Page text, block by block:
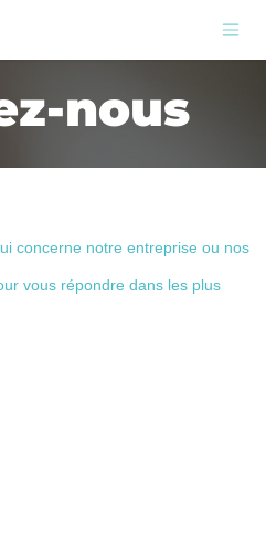
nous
concerne notre entreprise ou nos
vous répondre dans les plus